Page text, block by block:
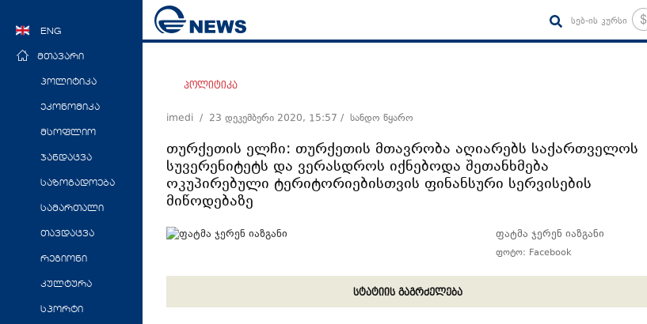
ENG
მთავარი
პოლიტიკა
ეკონომიკა
მსოფლიო
ჯანდაცვა
საზოგადოება
სამართალი
თავდაცვა
რეგიონი
კულტურა
სპორტი
სებ-ის კურსი
პოლიტიკა
imedi / 23 დეკემბერი 2020, 15:57 / სანდო წყარო
თურქეთის ელჩი: თურქეთის მთავრობა აღიარებს საქართველოს
სუვერენიტეტს და ვერასდროს იქნებოდა შეთანხმება
ოკუპირებული ტერიტორიებისთვის ფინანსური სერვისების
მიწოდებაზე
ფატმა ჯერენ იაზგანი
ფოტო: Facebook
სტატიის გაგრძელება